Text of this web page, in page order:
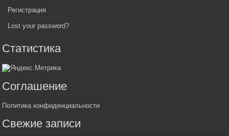
Регистрация
Lost your password?
Статистика
Соглашение
Политика конфиденциальности
Свежие записи